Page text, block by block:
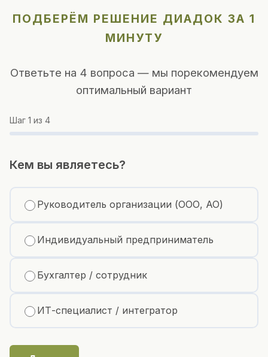
ПОДБЕРЁМ РЕШЕНИЕ ДИАДОК ЗА 1
МИНУТУ
Ответьте на 4 вопроса — мы порекомендуем
оптимальный вариант
Шаг 1 из 4
Кем вы являетесь?
Руководитель организации (ООО, АО)
Индивидуальный предприниматель
Бухгалтер / сотрудник
ИТ-специалист / интегратор